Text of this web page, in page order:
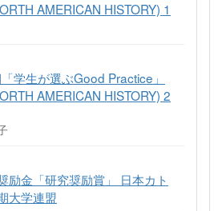
AMERICAN HISTORY) 1
学生が選ぶGood Practice」
AMERICAN HISTORY) 2
励金「研究奨励賞」 日本カト
大学連盟